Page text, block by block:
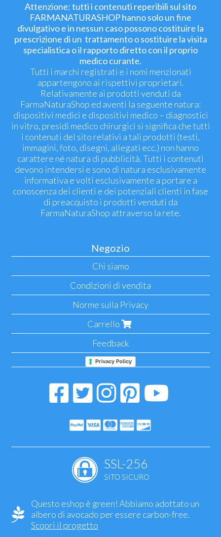
Attenzione: tutti i contenuti reperibili sul sito
FARMANATURASHOP hanno solo un fine
divulgativo e in nessun caso possono costituire la
prescrizione di un trattamento o sostituire la visita
specialistica o il rapporto diretto con il proprio
medico curante.
Tutti i marchi registrati e i nomi menzionati
appartengono ai rispettivi proprietari.
Relativamente ai prodotti venduti da
FarmaNaturaShop ed aventi la seguente natura:
dispositivi medici e dispositivi medico – diagnostici
in vitro, presidi medico chirurgici si significa che tutti
i contenuti del sito relativi a tali prodotti (testi,
immagini, foto, disegni, allegati ecc.) non hanno
carattere né natura di pubblicità. Tutti i contenuti
devono intendersi e sono di natura esclusivamente
informativa e volti esclusivamente a portare a
conoscenza dei clienti e dei potenziali clienti in fase
di preacquisto i prodotti venduti da
FarmaNaturaShop attraverso la rete.
Negozio
Chi siamo
Condizioni di vendita
Norme sulla Privacy
Carrello
Feedback
Privacy Policy
SSL-256
SITO SICURO
Questo eshop è green! Abbiamo adottato un
albero di avocado per essere carbon-free.
Scopri il progetto